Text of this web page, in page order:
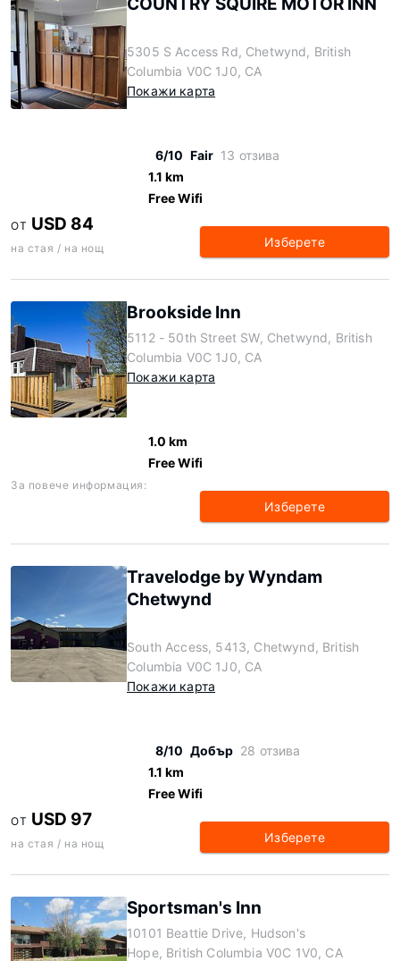
5305 S Access Rd, Chetwynd, British
Columbia V0C 1J0, CA
Покажи карта
6/10 Fair 13 отзива
1.1 km
Free Wifi
ОТ USD 84
на стая / на нощ Изберете
Brookside Inn
5112 - 50th Street SW, Chetwynd, British
Columbia V0C 1J0, CA
Покажи карта
1.0 km
Free Wifi
За повече информация:
Изберете
Travelodge by Wyndam
Chetwynd
South Access, 5413, Chetwynd, British
Columbia V0C 1J0, CA
Покажи карта
8/10 Добър 28 отзива
1.1 km
Free Wifi
ОТ USD 97
на стая / на нощ Изберете
Sportsman's Inn
10101 Beattie Drive, Hudson's
Hope, British Columbia V0C 1V0, CA